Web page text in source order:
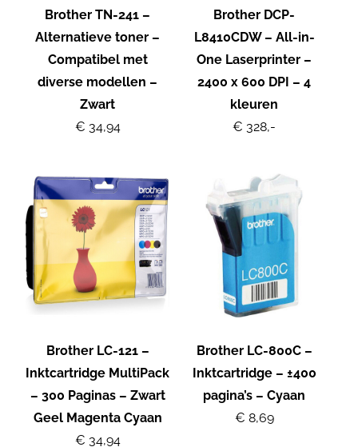
Brother TN-241 –
Alternatieve toner –
Compatibel met
diverse modellen –
Zwart
€ 34,94
Brother DCP-
L8410CDW – All-in-
One Laserprinter –
2400 x 600 DPI – 4
kleuren
€ 328,-
Brother LC-121 –
Inktcartridge MultiPack
– 300 Paginas – Zwart
Geel Magenta Cyaan
€ 34,94
Brother LC-800C –
Inktcartridge – ±400
pagina’s – Cyaan
€ 8,69